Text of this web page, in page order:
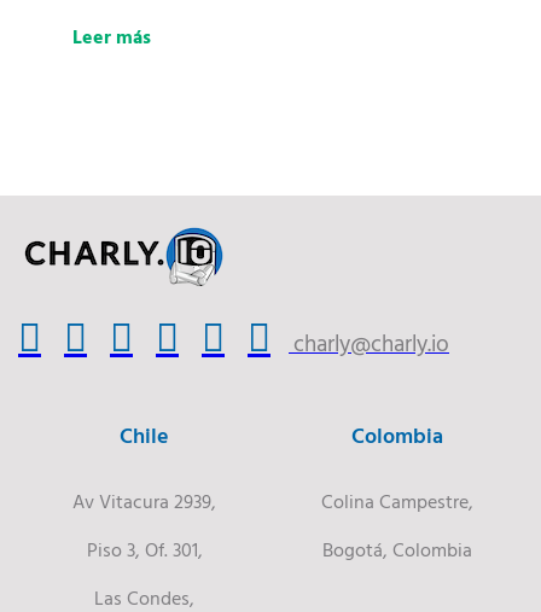
Leer más
charly@charly.io
Chile
Av Vitacura 2939,
Piso 3, Of. 301,
Las Condes,
Colombia
Colina Campestre,
Bogotá, Colombia